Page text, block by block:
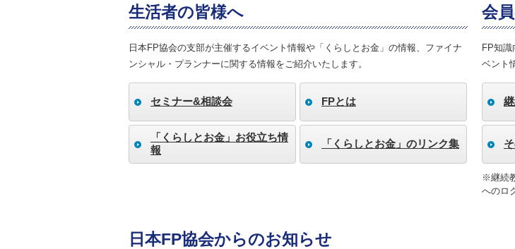
生活者の皆様へ
日本FP協会の支部が主催するイベント情報や「くらしとお金」の情報、ファイナ
ンシャル・プランナーに関する情報をご紹介いたします。
セミナー&相談会 FPとは
「くらしとお金」お役立ち情
報
「くらしとお金」のリンク集
会
FP知
ベント
※継続
へのロ
日本FP協会からのお知らせ